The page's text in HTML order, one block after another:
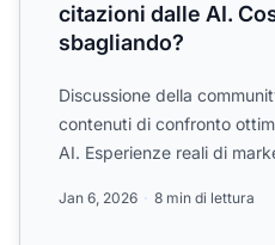
citazioni dalle AI.
sbagliando?
Discussione della
contenuti di confronto
AI. Esperienze reali di
Jan 6, 2026 8 min di lettura